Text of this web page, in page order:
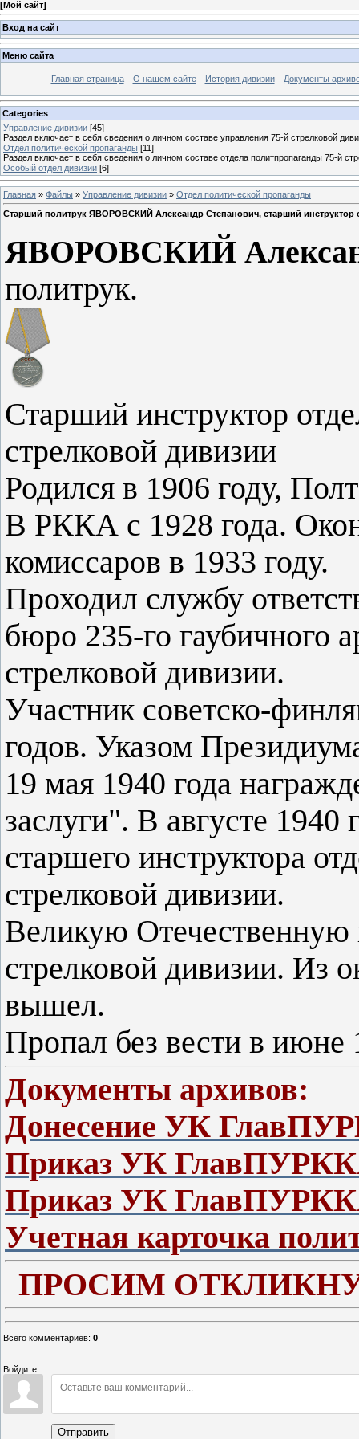
[Мой сайт]
Вход на сайт
Меню сайта
Главная страница О нашем сайте История дивизии Документы
Categories
Управление дивизии [45]
Раздел включает в себя сведения о личном составе управления 75-й стрелковой
Отдел политической пропаганды [11]
Раздел включает в себя сведения о личном составе отдела политпропаганды 75-й
Особый отдел дивизии [6]
Главная » Файлы » Управление дивизии » Отдел политической пропаганды
Старший политрук ЯВОРОВСКИЙ Александр Степанович, старший инструктор
ЯВОРОВСКИЙ
политрук.
Старший инструктор
стрелковой дивизии
Родился в 1906 году,
В РККА с 1928 года.
комиссаров в 1933 году.
Проходил службу
бюро 235-го гаубичного
стрелковой дивизии.
Участник советско-
годов. Указом
19 мая 1940 года
заслуги". В августе 1940
старшего инструктора
стрелковой дивизии.
Великую Отечественную
стрелковой дивизии. Из
вышел.
Пропал без вести в июне
Документы архивов:
Донесение УК
Приказ УК
Приказ УК
Учетная карточка
ПРОСИМ
Всего комментариев: 0
Войдите:
Отправить